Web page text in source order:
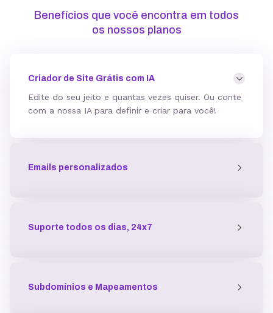
Mod_deflate
Proteção contra DDoS
Benefícios que você encontra em todos
os nossos planos
Criador de Site Grátis com IA
Edite do seu jeito e quantas vezes quiser. Ou conte
com a nossa IA para definir e criar para você!
Emails personalizados
Suporte todos os dias, 24x7
Subdomínios e Mapeamentos